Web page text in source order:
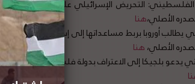
هنا
هنا